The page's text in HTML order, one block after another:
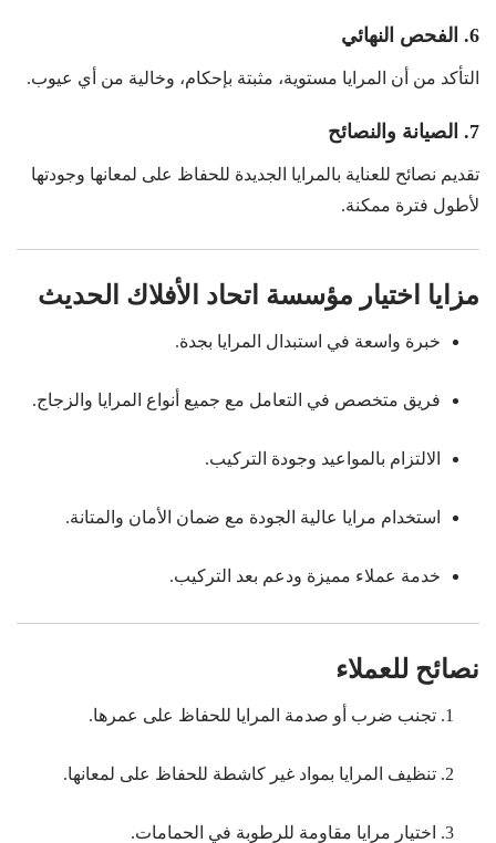
6. الفحص النهائي
التأكد من أن المرايا مستوية، مثبتة بإحكام، وخالية من أي عيوب.
7. الصيانة والنصائح
تقديم نصائح للعناية بالمرايا الجديدة للحفاظ على لمعانها وجودتها
لأطول فترة ممكنة.
مزايا اختيار مؤسسة اتحاد الأفلاك الحديث
خبرة واسعة في استبدال المرايا بجدة.
فريق متخصص في التعامل مع جميع أنواع المرايا والزجاج.
الالتزام بالمواعيد وجودة التركيب.
استخدام مرايا عالية الجودة مع ضمان الأمان والمتانة.
خدمة عملاء مميزة ودعم بعد التركيب.
نصائح للعملاء
تجنب ضرب أو صدمة المرايا للحفاظ على عمرها.
تنظيف المرايا بمواد غير كاشطة للحفاظ على لمعانها.
اختيار مرايا مقاومة للرطوبة في الحمامات.